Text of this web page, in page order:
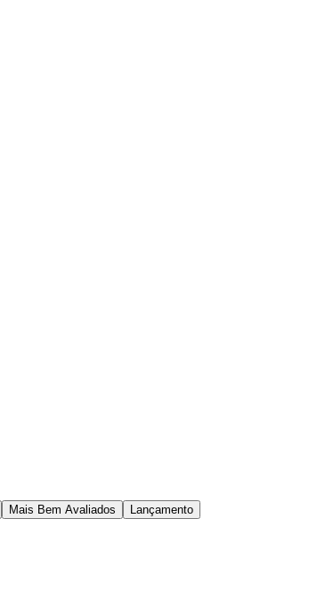
Mais Bem Avaliados Lançamento